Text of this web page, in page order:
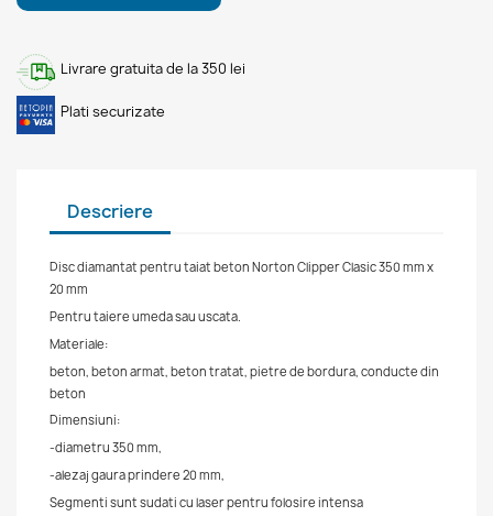
Livrare gratuita de la 350 lei
Plati securizate
Descriere
Disc diamantat pentru taiat beton Norton Clipper Clasic 350 mm x
20 mm
Pentru taiere umeda sau uscata.
Materiale:
beton, beton armat, beton tratat, pietre de bordura, conducte din
beton
Dimensiuni:
-diametru 350 mm,
-alezaj gaura prindere 20 mm,
Segmenti sunt sudati cu laser pentru folosire intensa